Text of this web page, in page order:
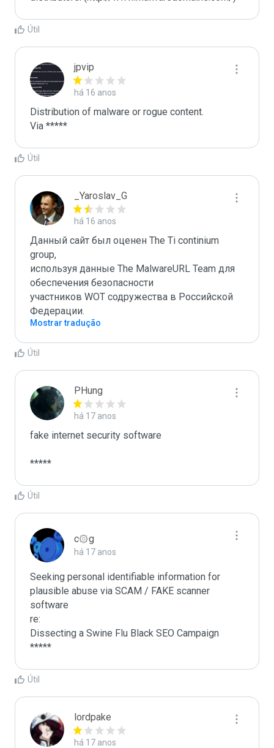
Útil
jpvip
há 16 anos
Distribution of malware or rogue content.
Via *****
Útil
_Yaroslav_G
há 16 anos
Данный сайт был оценен The Ti continium
group,
используя данные The MalwareURL Team для
обеспечения безопасности
участников WOT содружества в Российской
Федерации.
Mostrar tradução
Útil
PHung
há 17 anos
fake internet security software
*****
Útil
c۞g
há 17 anos
Seeking personal identifiable information for
plausible abuse via SCAM / FAKE scanner
software
re:
Dissecting a Swine Flu Black SEO Campaign
*****
Útil
lordpake
há 17 anos